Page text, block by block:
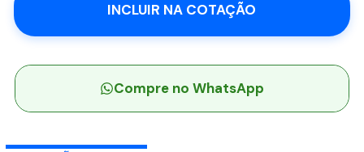
Driver
LED
100-
431VCC
INCLUIR NA COTAÇÃO
Compre no WhatsApp